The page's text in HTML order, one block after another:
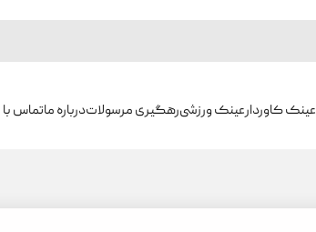
عینک کاوردارعینک ورزشیرهگیری مرسولاتدرباره ماتماس با